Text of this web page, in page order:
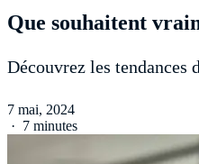
Que souhaitent
Découvrez les tendances
7 mai, 2024
· 7 minutes